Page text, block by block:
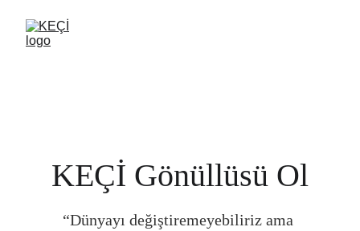
KEÇİ Gönüllüsü Ol
“Dünyayı değiştiremeyebiliriz ama